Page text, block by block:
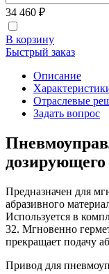
34 460 ₽
В корзину
Быстрый заказ
Описание
Отраслевые
Задать вопрос
Предназначен для
абразивного
Используется в
32. Мгновенно
прекращает подачу
Привод для